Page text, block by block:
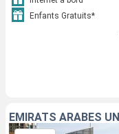
Enfants Gratuits*